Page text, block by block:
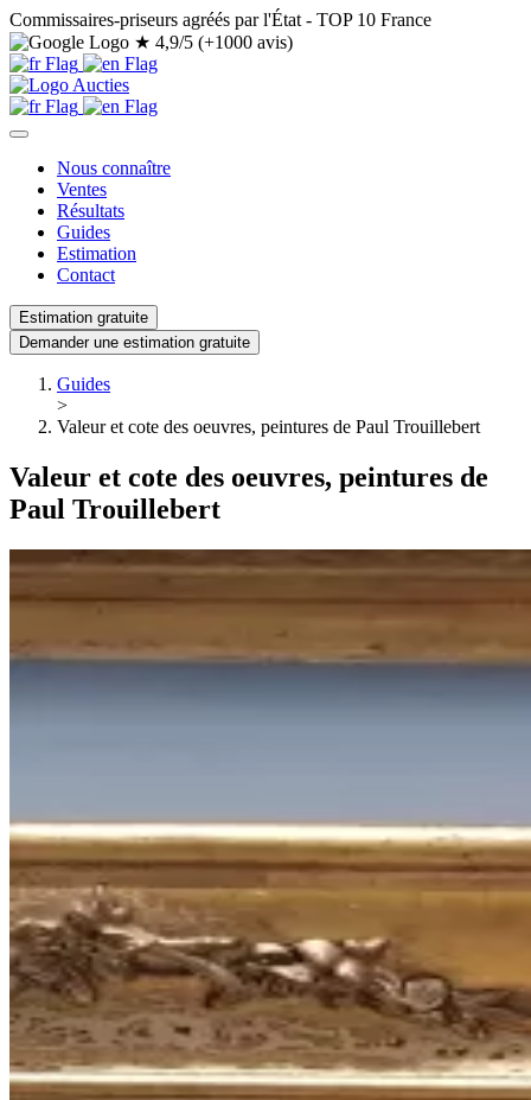
Commissaires-priseurs agréés par l'État - TOP 10 France
★ 4,9/5 (+1000 avis)
Nous connaître
Ventes
Résultats
Guides
Estimation
Contact
Estimation gratuite
Demander une estimation gratuite
Guides
>
Valeur et cote des oeuvres, peintures de Paul Trouillebert
Valeur et cote des oeuvres, peintures de
Paul Trouillebert